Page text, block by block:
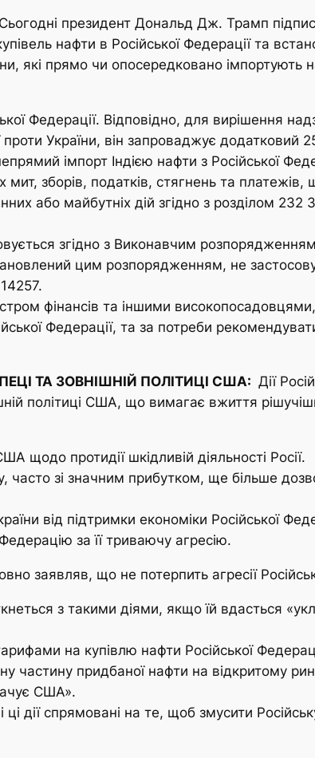
президент Дональд Дж. Трамп
нафти в Російської Федерації та
які прямо чи опосередковано імпортують
Федерації. Відповідно, для вирішення
проти України, він запроваджує додатковий
імпорт Індією нафти з Російської
зборів, податків, стягнень та платежів,
або майбутніх дій згідно з розділом 232
згідно з Виконавчим розпорядженням
цим розпорядженням, не
фінансів та іншими
Федерації, та за потреби
ТА ЗОВНІШНІЙ ПОЛІТИЦІ США: Дії
політиці США, що вимагає вжиття
щодо протидії шкідливій діяльності Росії.
зі значним прибутком, ще більше
від підтримки економіки Російської
за її триваючу агресію.
заявляв, що не потерпить агресії
з такими діями, якщо їй вдасться
на купівлю нафти Російської
частину придбаної нафти на відкритому
США».
дії спрямовані на те, щоб змусити